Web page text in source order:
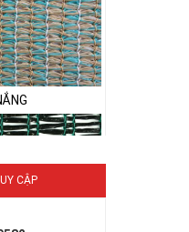
SẢN
CẬP